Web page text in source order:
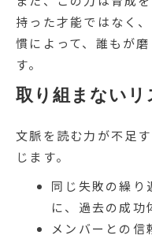
持った才能ではなく
慣によって、誰もが
す。
取り組まないリ
文脈を読む力が不足
じます。
同じ失敗の繰り
に、過去の成功
メンバーとの